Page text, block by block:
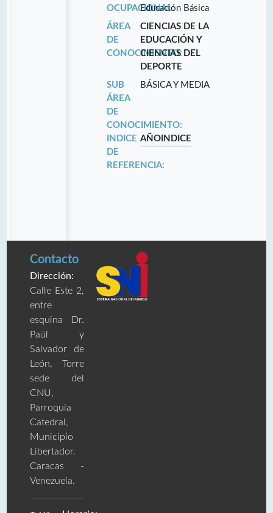
OCUPACIONAL:Educación Básica
ÁREA
DE
CONOCIMIENTO:
CIENCIAS DE LA
EDUCACIÓN Y
CIENCIAS DEL
DEPORTE
SUB
ÁREA
DE
CONOCIMIENTO:
BÁSICA Y MEDIA
INDICE
DE
REFERENCIA:
AÑO INDICE
Contacto
Dirección:
Calle Este 2,
entre
esquina Dr.
Paúl y
Salvador de
León, Torre
sede del
CNU,
Parroquia
Catedral,
Municipio
Libertador.
Caracas -
Venezuela.